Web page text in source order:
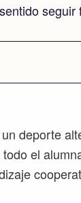
seguir
deporte
el